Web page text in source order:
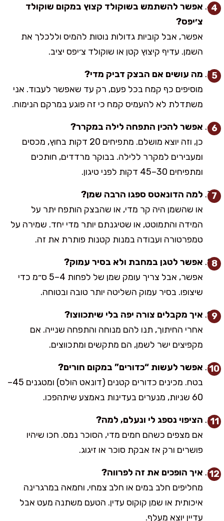
אפשר להשתמש בשוקולד קצוץ במקום שוקולד
צ׳יפס?
אפשר, אבל קוביות גדולות נוטות להמיס וללכלך את
השמן. עדיף קיצוץ קטן או שוקולד צ׳יפס יציב.
מה עושים אם הבצק דביק מדי?
מוסיפים כף קמח בכל פעם, רק עד שאפשר לעבוד. אני
משתדלת לא להעמיס קמח כי זה פוגע במרקם הנימוח.
אפשר להכין התפחה לילה במקרר?
כן, וזה יוצא מושלם. מתפיחים 20 דקות בחוץ, מכסים
ומעבירים למקרר ללילה. בבוקר מרדדים, חותכים
ומתפיחים 30–45 דקות לפני טיגון.
למה הדונאטס ספגו הרבה שמן?
או שהשמן היה קר מדי, או שהבצק הותפח יתר על
המידה והתמוטט, או שטיגנתם יותר מדי יחד. שמירה על
טמפרטורה ועבודה במנות קטנות פותרת את זה.
אפשר לטגן במחבת ולא בסיר עמוק?
אפשר, אבל צריך עומק שמן של לפחות 4–5 ס״מ כדי
שיצופו. בסיר עמוק השליטה יותר טובה ובטוחה.
איך מקבלים צורה יפה בלי שיתכווצו?
אחרי החיתוך, תנו להם מנוחה והתפחה שנייה. אם
מקפיצים ישר לשמן, הם מתקשים ומתכווצים.
אפשר לעשות “כדורים” במקום חורים?
בטח. מכינים כדורים קטנים (דונאט הולס) ומטגנים 45–
60 שניות, מנערים בעדינות באמצע שיתהפכו.
הציפוי נספג לי ונעלם, למה?
אם מצפים כשהם חמים מדי, הסוכר נמס. חכו שיהיו
פושרים ורק אז אבקת סוכר או זיגוג.
איך הופכים את זה לפרווה?
מחליפים חלב במים או חלב צמחי, וחמאה במרגרינה
איכותית או שמן קוקוס עדין. הטעם משתנה מעט אבל
עדיין יוצא מעלף.